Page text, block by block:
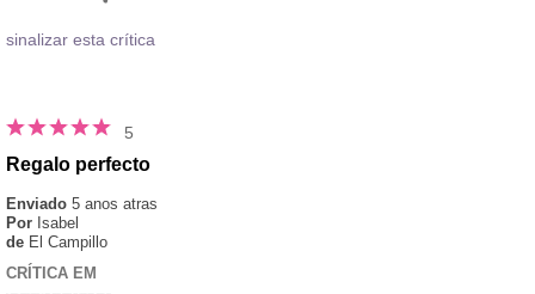
sinalizar esta crítica
5
Regalo perfecto
Enviado 5 anos atras
Por Isabel
de El Campillo
CRÍTICA EM